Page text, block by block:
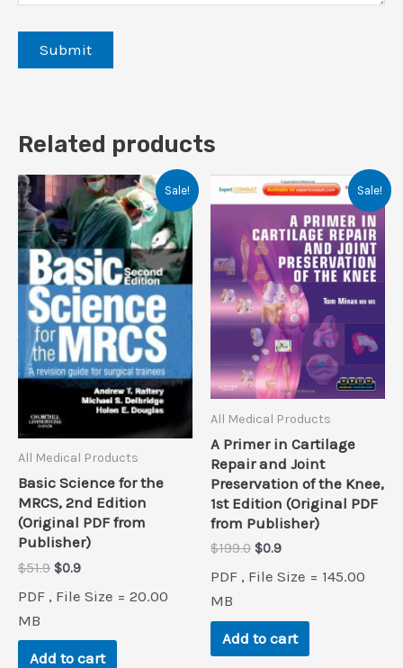
Related products
Sale!
All Medical Products
Basic Science for the
MRCS, 2nd Edition
(Original PDF from
Publisher)
$51.9 Original
was:
$0.9Current
is:
PDF , File Size = 20.00
MB
Add to cart
Sale!
All Medical Products
A Primer in Cartilage
Repair and Joint
Preservation of the Knee,
1st Edition (Original PDF
from Publisher)
$199.0 Original
was:
$0.9Current
is:
PDF , File Size = 145.00
MB
Add to cart